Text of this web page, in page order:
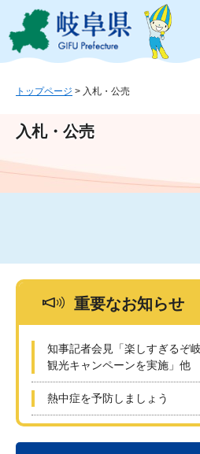
ジ
ュ
文
このページの
トップページ > 入札・公売
入札・公売
重要なお知らせ
知事記者会見「楽しすぎるぞ
観光キャンペーンを実施」他
熱中症を予防しましょう